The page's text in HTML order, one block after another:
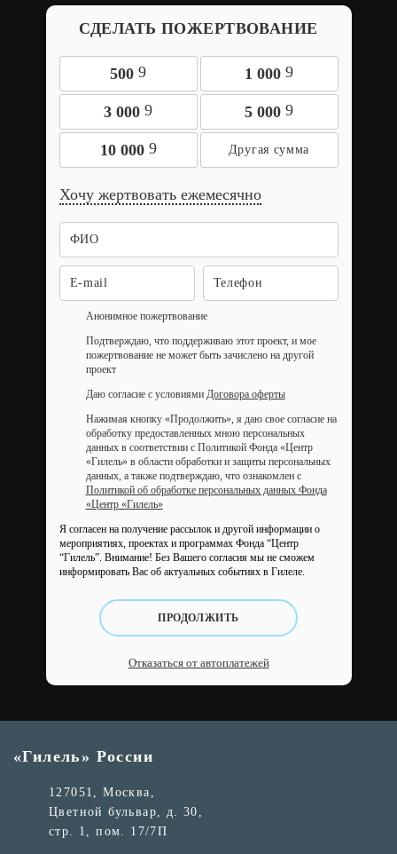
СДЕЛАТЬ ПОЖЕРТВОВАНИЕ
500 9 1 000 9
3 000 9 5 000 9
10 000 9
Хочу жертвовать ежемесячно
Анонимное пожертвование
Подтверждаю, что поддерживаю этот проект, и мое
пожертвование не может быть зачислено на другой
проект
Даю согласие с условиями Договора оферты
Нажимая кнопку «Продолжить», я даю свое согласие на
обработку предоставленных мною персональных
данных в соответствии с Политикой Фонда «Центр
«Гилель» в области обработки и защиты персональных
данных, а также подтверждаю, что ознакомлен с
Политикой об обработке персональных данных Фонда
«Центр «Гилель»
Я согласен на получение рассылок и другой информации о
мероприятиях, проектах и программах Фонда “Центр
“Гилель”. Внимание! Без Вашего согласия мы не сможем
информировать Вас об актуальных событиях в Гилеле.
ПРОДОЛЖИТЬ
Отказаться от автоплатежей
«Гилель» России
127051, Москва,
Цветной бульвар, д. 30,
стр. 1, пом. 17/7П